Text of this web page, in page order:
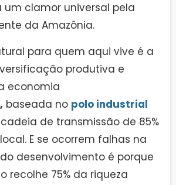
um clamor universal pela
da Amazônia.
para quem aqui vive é a
produtiva e
economia
, baseada no polo industrial
de transmissão de 85%
E se ocorrem falhas na
desenvolvimento é porque
recolhe 75% da riqueza